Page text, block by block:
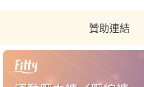
贊助連結